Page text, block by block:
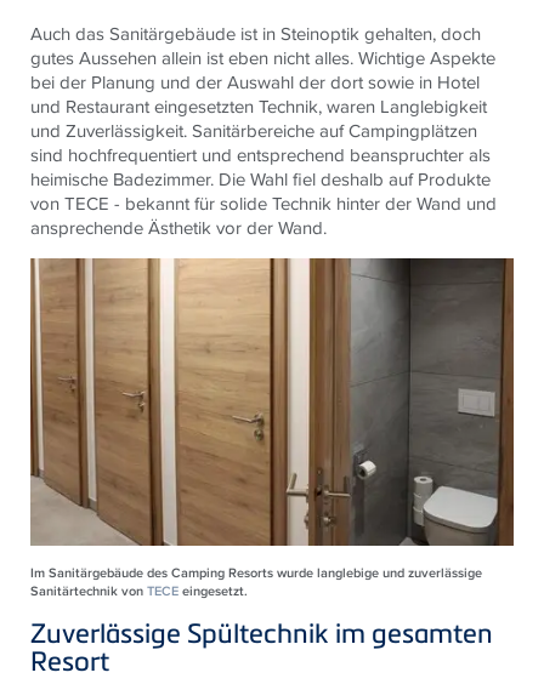
Auch das Sanitärgebäude ist in Steinoptik gehalten, doch
gutes Aussehen allein ist eben nicht alles. Wichtige Aspekte
bei der Planung und der Auswahl der dort sowie in Hotel
und Restaurant eingesetzten Technik, waren Langlebigkeit
und Zuverlässigkeit. Sanitärbereiche auf Campingplätzen
sind hochfrequentiert und entsprechend beanspruchter als
heimische Badezimmer. Die Wahl fiel deshalb auf Produkte
vonTECE - bekannt für solide Technik hinter der Wand und
ansprechende Ästhetik vor der Wand.
Im Sanitärgebäude des Camping Resorts wurde langlebige und zuverlässige
Sanitärtechnik vonTECEeingesetzt.
Zuverlässige Spültechnik im gesamten
Resort